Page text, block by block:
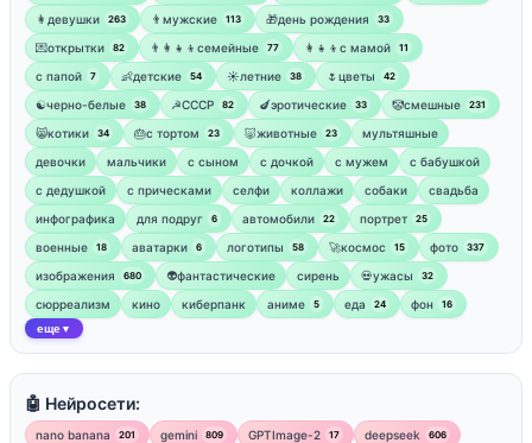
👩девушки 263 👨мужские 113 🎁день рождения 33
💌открытки 82 👨‍👩‍👧‍👦семейные 77 👩‍👧‍👦с мамой 11
‍с папой 7 👶детские 54 ☀️летние 38 🌷цветы 42
☯︎черно-белые 38 ☭СССР 82 🍆эротические 33 🤡смешные 231
😸котики 34 🎂с тортом 23 🐷животные 23
мультяшные
девочки
мальчики с сыном с дочкой с мужем
с бабушкой
с дедушкой
с прическами селфи коллажи собаки
свадьба
инфографика
для подруг 6 автомобили 22 портрет 25
военные 18 аватарки 6 логотипы 58 🚀космос 15 фото 337
изображения 680 👽фантастические сирень 💀ужасы 32
сюрреализм кино киберпанк аниме 5 еда 24 фон 16
еще ▼
🤖 Нейросети:
nano banana 201 gemini 809 GPTImage-2 17 deepseek 606